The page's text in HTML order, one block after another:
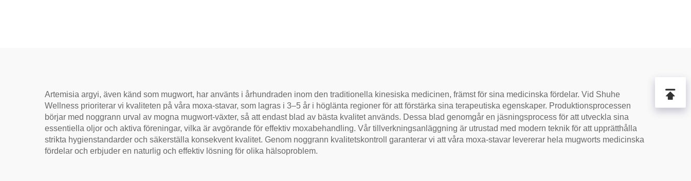
Artemisia argyi, även känd som mugwort, har använts i århundraden inom den traditionella kinesiska medicinen, främst för sina medicinska fördelar. Vid Shuhe
Wellness prioriterar vi kvaliteten på våra moxa-stavar, som lagras i 3–5 år i höglänta regioner för att förstärka sina terapeutiska egenskaper. Produktionsprocessen
börjar med noggrann urval av mogna mugwort-växter, så att endast blad av bästa kvalitet används. Dessa blad genomgår en jäsningsprocess för att utveckla sina
essentiella oljor och aktiva föreningar, vilka är avgörande för effektiv moxabehandling. Vår tillverkningsanläggning är utrustad med modern teknik för att upprätthålla
strikta hygienstandarder och säkerställa konsekvent kvalitet. Genom noggrann kvalitetskontroll garanterar vi att våra moxa-stavar levererar hela mugworts medicinska
fördelar och erbjuder en naturlig och effektiv lösning för olika hälsoproblem.